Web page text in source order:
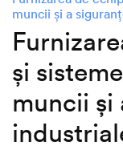
muncii și a
și
muncii și